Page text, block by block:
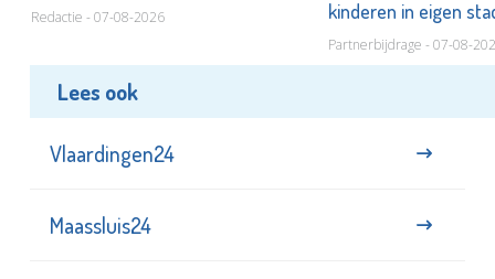
Redactie - 07-08-2026
kinderen in eigen
Partnerbijdrage - 07-08-
Lees ook
Vlaardingen24
Maassluis24